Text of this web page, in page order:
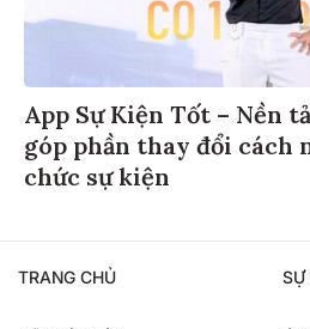
App Sự Kiện Tốt – Nền
góp phần thay đổi cách
chức sự kiện
TRANG CHỦ SỰ